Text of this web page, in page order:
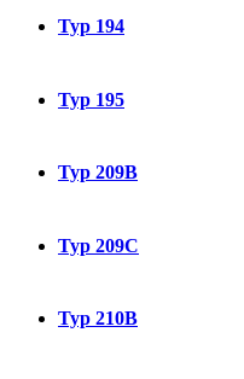
Typ 194
Typ 195
Typ 209B
Typ 209C
Typ 210B